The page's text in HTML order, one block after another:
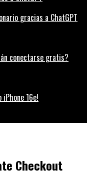
gracias a ChatGPT
conectarse gratis?
iPhone 16e!
Checkout